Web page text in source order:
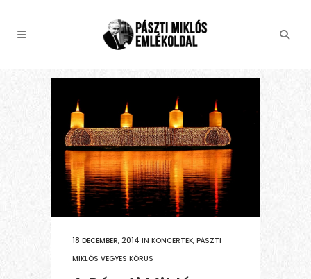
18 DECEMBER, 2014 IN KONCERTEK, PÁSZTI
MIKLÓS VEGYES KÓRUS